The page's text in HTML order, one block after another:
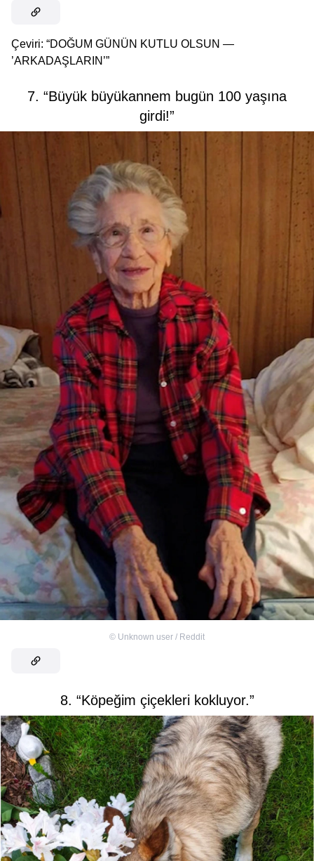
Çeviri: “DOĞUM GÜNÜN KUTLU OLSUN —
’ARKADAŞLARIN’”
7. “Büyük büyükannem bugün 100 yaşına
girdi!”
© Unknown user / Reddit
8. “Köpeğim çiçekleri kokluyor.”